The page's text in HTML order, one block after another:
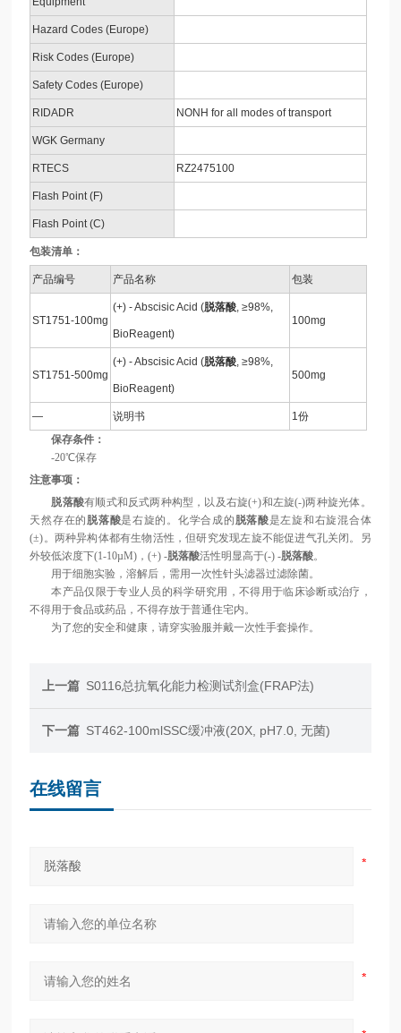
Hazard Codes (Europe)
Risk Codes (Europe)
Safety Codes (Europe)
RIDADR NONH for all modes of transport
WGK Germany
RTECS RZ2475100
Flash Point (F)
Flash Point (C)
包装清单：
产品编号 产品名称 包装
ST1751-100mg
(+) - Abscisic Acid (脱落酸, ≥98%,
BioReagent)
100mg
ST1751-500mg
(+) - Abscisic Acid (脱落酸, ≥98%,
BioReagent)
500mg
— 说明书
1份
保存条件：
-20℃保存
注意事项：
脱落酸有顺式和反式两种构型，以及右旋(+)和左旋(-)两种旋光体。
天然存在的 脱落酸是右旋的。化学合成的 脱落酸是左旋和右旋混合体
(±)。两种异构体都有生物活性，但研究发现左旋不能促进气孔关闭。另
外较低浓度下(1-10µM)，(+) -脱落酸活性明显高于(-) -脱落酸。
用于细胞实验，溶解后，需用一次性针头滤器过滤除菌。
本产品仅限于专业人员的科学研究用，不得用于临床诊断或治疗，
不得用于食品或药品，不得存放于普通住宅内。
为了您的安全和健康，请穿实验服并戴一次性手套操作。
上一篇 S0116总抗氧化能力检测试剂盒(FRAP法)
下一篇 ST462-100mlSSC缓冲液(20X, pH7.0, 无菌)
在线留言